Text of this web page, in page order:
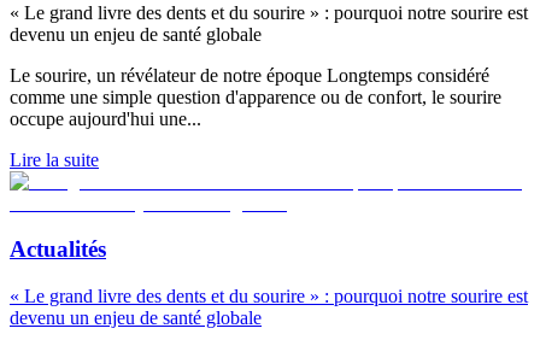
« Le grand livre des dents et du sourire » : pourquoi notre sourire est
devenu un enjeu de santé globale
Le sourire, un révélateur de notre époque Longtemps considéré
comme une simple question d'apparence ou de confort, le sourire
occupe aujourd'hui une...
Lire la suite
Actualités
« Le grand livre des dents et du sourire » : pourquoi notre sourire est
devenu un enjeu de santé globale